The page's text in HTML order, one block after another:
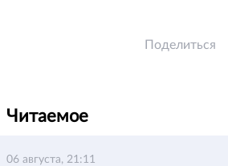
Поделиться
Читаемое
06 августа, 21:11